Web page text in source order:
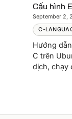
Cấu hình
September 2,
C-
Hướng
C trên
dịch, chạy